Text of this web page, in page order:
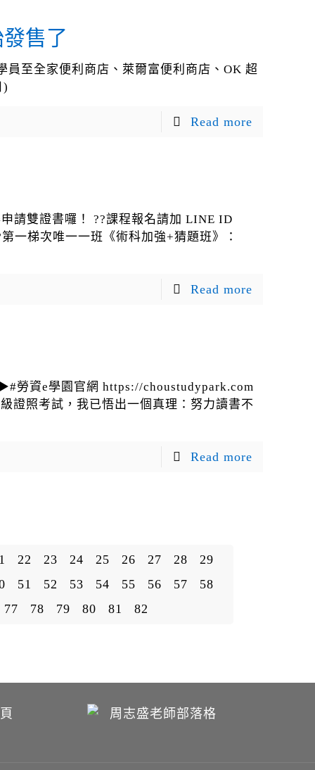
售了
員至全家便利商店、萊爾富便利商店、OK 超
)
Read more
請雙證書囉！ ??課程報名請加 LINE ID
一梯次唯一一班《術科加強+猜題班》：
Read more
勞資e學園官網 https://choustudypark.com
證照考試，我已悟出一個真理：努力讀書不
Read more
22 23 24 25 26 27 28
29
51 52 53 54 55 56 57
58
77 78 79 80 81 82